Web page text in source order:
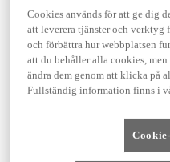
Toyota RAV4
STYLE (306hk) Drag/V-
Cookies används för att ge dig
att leverera tjänster och verktyg
och förbättra hur webbplatsen
att du behåller alla cookies,
ändra dem genom att klicka på
Fullständig information finns i